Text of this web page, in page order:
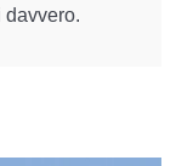
davvero.